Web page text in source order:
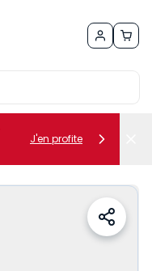
J'en profite